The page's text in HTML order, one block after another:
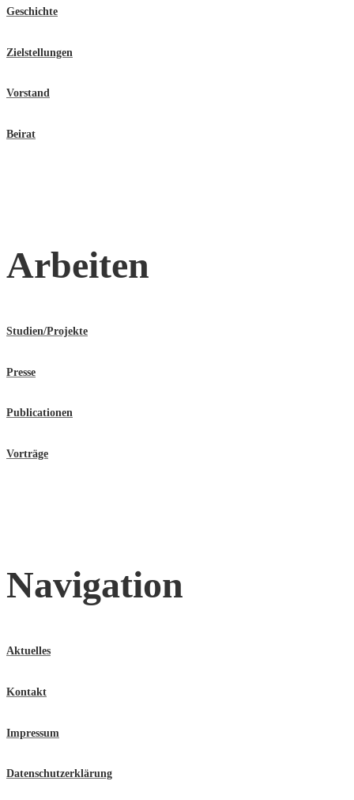
Geschichte
Zielstellungen
Vorstand
Beirat
Arbeiten
Studien/Projekte
Presse
Publicationen
Vorträge
Navigation
Aktuelles
Kontakt
Impressum
Datenschutzerklärung